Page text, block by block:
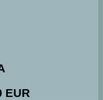
EUR